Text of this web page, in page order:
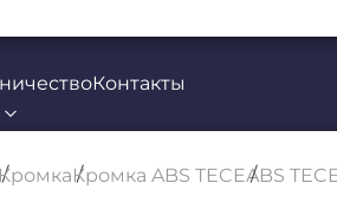
Контакты
КромкаКромка ABS TECEABS